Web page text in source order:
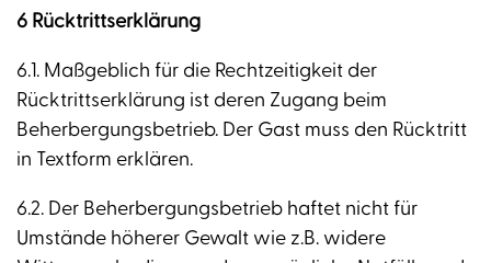
6 Rücktrittserklärung
6.1. Maßgeblich für die Rechtzeitigkeit der
Rücktrittserklärung ist deren Zugang beim
Beherbergungsbetrieb. Der Gast muss den Rücktritt
in Textform erklären.
6.2. Der Beherbergungsbetrieb haftet nicht für
Umstände höherer Gewalt wie z.B. widere